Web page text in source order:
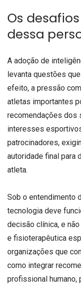
Os
dessa
A adoção de
levanta questões
efeito, a pressão
atletas importantes
recomendações dos
interesses
patrocinadores,
autoridade final para
atleta.
Sob o entendimento
tecnologia deve
decisão clínica, e
e fisioterapêutica
organizações que
como integrar
profissional humano,